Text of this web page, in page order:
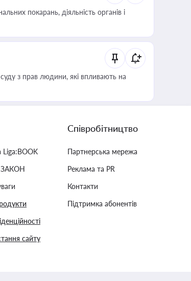
покарань, діяльність органів і
з прав людини, які впливають на
сайту
Співробітництво
Партнерська мережа
Реклама та PR
Контакти
Підтримка абонентів